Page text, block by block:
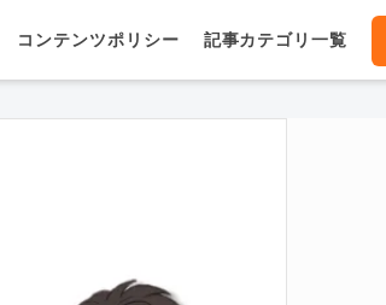
コンテンツポリシー 記事カテゴリ一覧